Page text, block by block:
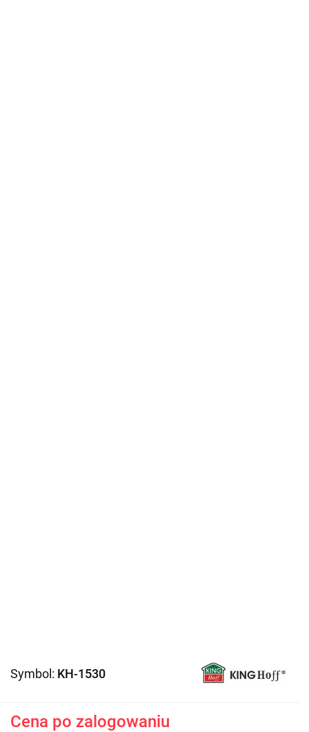
Symbol: KH-1530
Cena po zalogowaniu